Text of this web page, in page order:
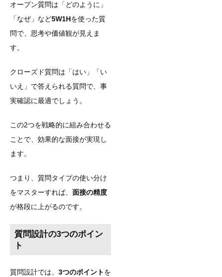
オープン質問は「どのように」
「なぜ」など5W1Hを使った質
問で、思考や価値観が見えま
す。
クローズド質問は「はい」「い
いえ」で答えられる質問で、事
実確認に最適でしょう。
この2つを戦略的に組み合わせる
ことで、効果的な面接が実現し
ます。
つまり、質問タイプの使い分け
をマスターすれば、 面接の精度
が格段に上がるのです。
質問設計の3つのポイン
ト
質問設計では、 3つのポイントを